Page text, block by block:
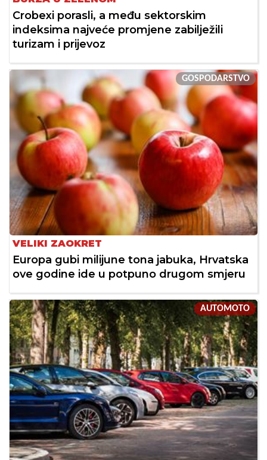
Crobexi porasli, a među sektorskim
indeksima najveće promjene zabilježili
turizam i prijevoz
GOSPODARSTVO
VELIKI ZAOKRET
Europa gubi milijune tona jabuka, Hrvatska
ove godine ide u potpuno drugom smjeru
AUTOMOTO